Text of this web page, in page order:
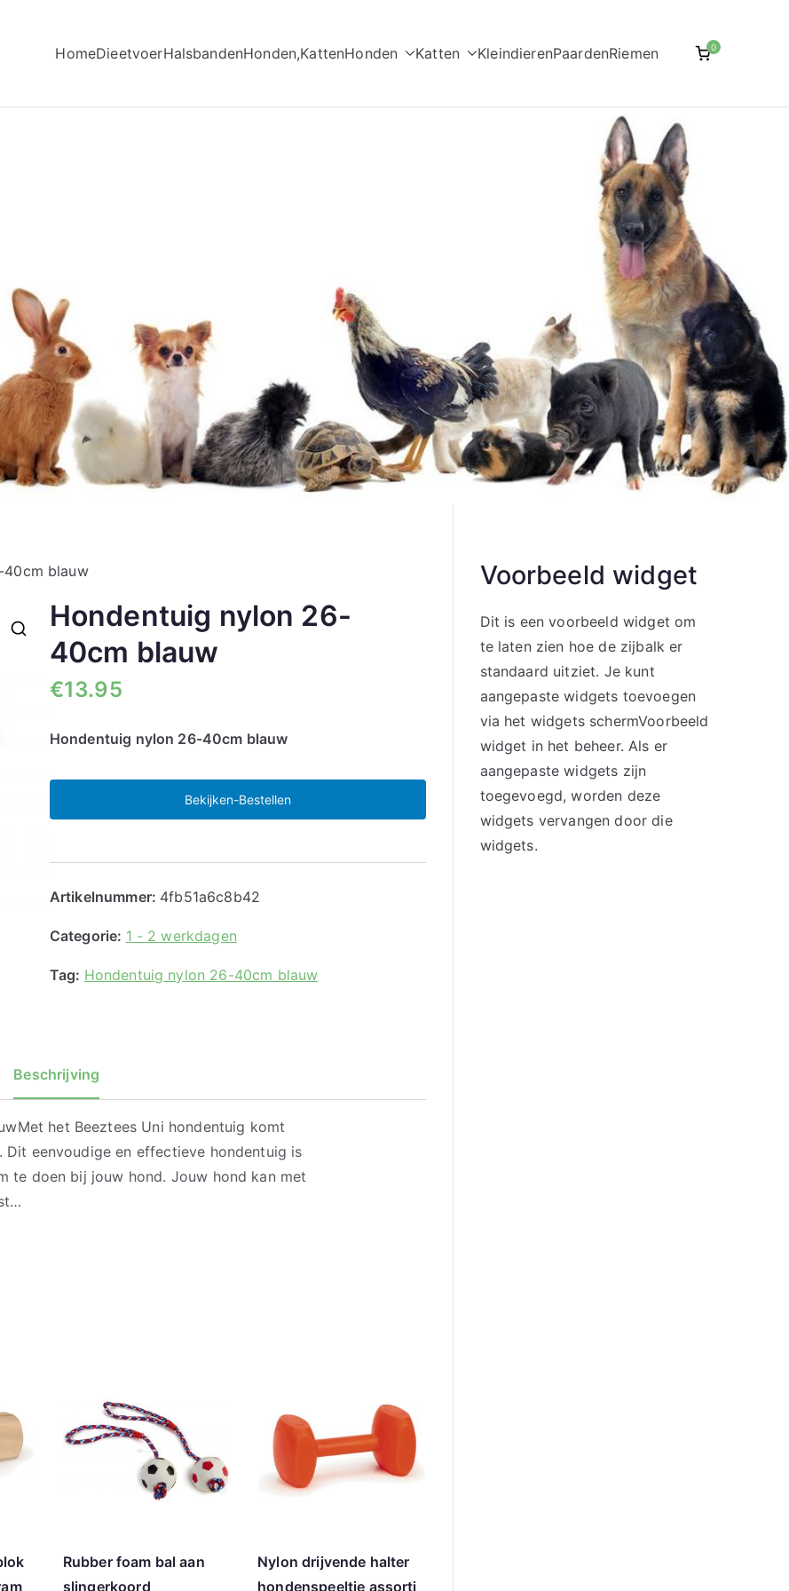
HomeDieetvoerHalsbandenHonden,KattenHonden Katten KleindierenPaardenRiemen 0
blauw
Hondentuig nylon 26-
40cm blauw
€13.95
Hondentuig nylon 26-40cm blauw
Bekijken-Bestellen
Artikelnummer: 4fb51a6c8b42
Categorie: 1 - 2 werkdagen
Tag: Hondentuig nylon 26-40cm blauw
Beschrijving
het Beeztees Uni hondentuig komt
eenvoudige en effectieve hondentuig is
te doen bij jouw hond. Jouw hond kan met
Rubber foam bal aan
slingerkoord
Nylon drijvende halter
hondenspeeltje assorti
Voorbeeld widget
Dit is een voorbeeld widget om
te laten zien hoe de zijbalk er
standaard uitziet. Je kunt
aangepaste widgets toevoegen
via het widgets schermVoorbeeld
widget in het beheer. Als er
aangepaste widgets zijn
toegevoegd, worden deze
widgets vervangen door die
widgets.